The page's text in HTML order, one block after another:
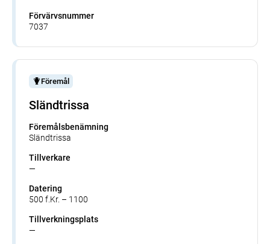
Förvärvsnummer
7037
Föremål
Sländtrissa
Föremålsbenämning
Sländtrissa
Tillverkare
—
Datering
500 f.Kr. – 1100
Tillverkningsplats
—